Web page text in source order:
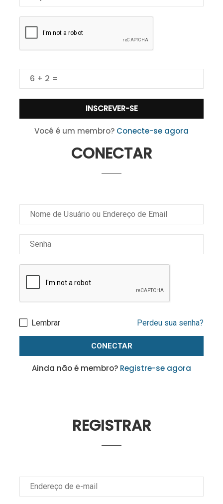
Você é um membro? Conecte-se agora
CONECTAR
Lembrar Perdeu sua senha?
Ainda não é membro? Registre-se agora
REGISTRAR